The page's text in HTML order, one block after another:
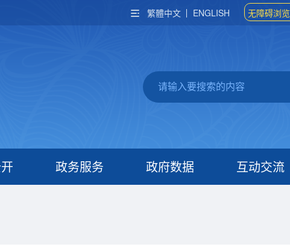
繁體中文 ENGLISH 无障碍浏览
政务服务 政府数据 互动交流